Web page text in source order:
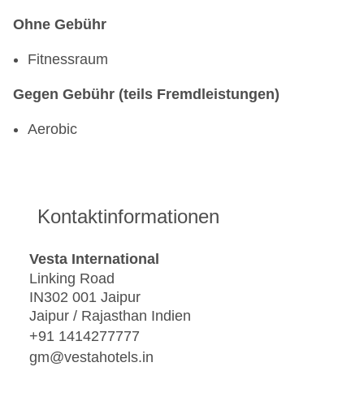
Ohne Gebühr
Fitnessraum
Gegen Gebühr (teils Fremdleistungen)
Aerobic
Kontaktinformationen
Vesta International
Linking Road
IN302 001 Jaipur
Jaipur / Rajasthan Indien
+91 1414277777
gm@vestahotels.in